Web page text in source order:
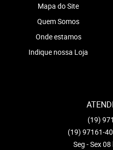
Mapa do Site
Quem Somos
Onde estamos
Indique nossa Loja
(19)
(19) 97161-
Seg - Sex